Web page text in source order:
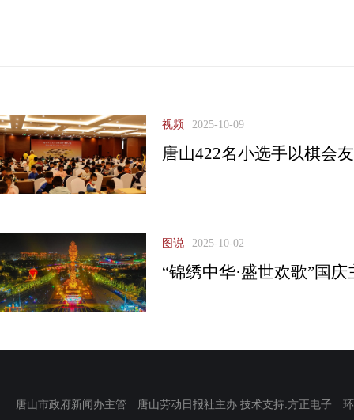
视频 2025-10-09
唐山422名小选手以棋会
图说 2025-10-02
“锦绣中华·盛世欢歌”国
唐山市政府新闻办主管 唐山劳动日报社主办 技术支持:方正电子